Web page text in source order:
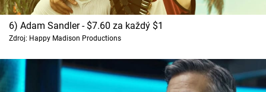
6) Adam Sandler - $7.60 za každý $1
Zdroj: Happy Madison Productions